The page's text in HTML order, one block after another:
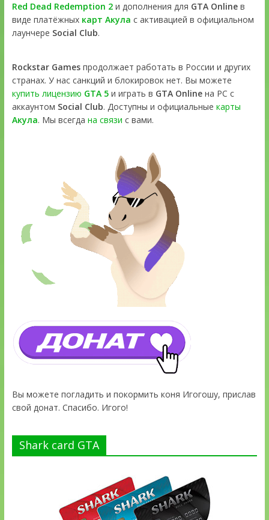
Red Dead Redemption 2и дополнения для GTA Onlineв
виде платёжных карт Акула с активацией в официальном
лаунчере Social Club.
Rockstar Gamesпродолжает работать в России и других
странах. У нас санкций и блокировок нет. Вы можете
купить лицензию GTA 5и играть в GTA Onlineна PC с
аккаунтом Social Club. Доступны и официальные карты
Акула. Мы всегда на связи с вами.
Вы можете погладить и покормить коня Игогошу, прислав
свой донат. Спасибо. Игого!
Shark card GTA